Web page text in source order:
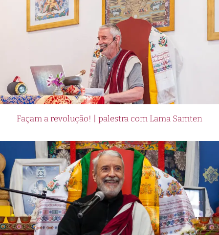
Façam a revolução! | palestra com Lama Samten